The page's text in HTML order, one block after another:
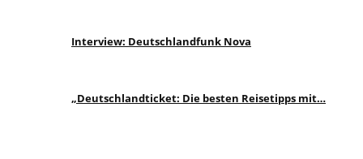
Interview: Deutschlandfunk Nova
„Deutschlandticket: Die besten Reisetipps mit…